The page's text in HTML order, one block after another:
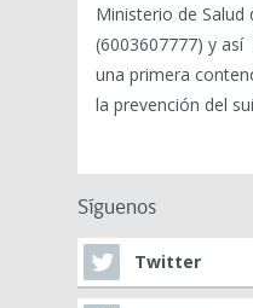
Ministerio de Salud
(6003607777) y
una primera
la prevención del
Síguenos
Twitter